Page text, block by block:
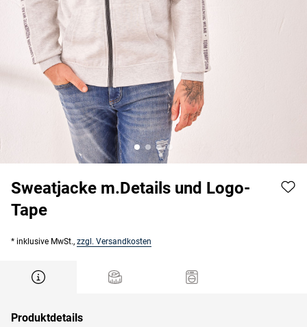
Sweatjacke m.Details und Logo-
Tape
* inklusive MwSt., zzgl. Versandkosten
Produktdetails